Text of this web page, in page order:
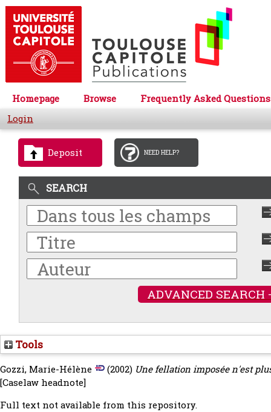
Homepage Browse
Frequently Asked Questions
Login
Deposit NEED HELP?
SEARCH
ADVANCED SEARCH
Tools
Gozzi, Marie-Hélène (2002) Une fellation imposée n'est
[Caselaw headnote]
Full text not available from this repository.